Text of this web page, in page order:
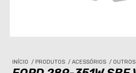
INÍCIO / PRODUTOS / ACESSÓRIOS / OUTROS